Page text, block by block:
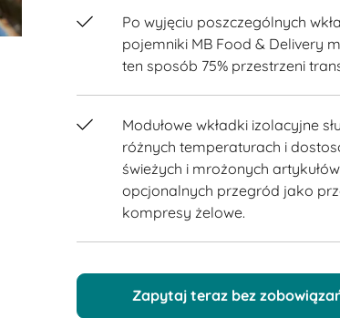
Po wyjęciu poszczególnych
pojemniki MB Food & Delivery
ten sposób 75% przestrzeni
Modułowe wkładki izolacyjne
różnych temperaturach i
świeżych i mrożonych
opcjonalnych przegród jako
kompresy żelowe.
Zapytaj teraz bez